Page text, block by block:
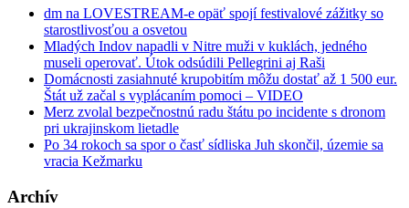
dm na LOVESTREAM-e opäť spojí festivalové zážitky so
starostlivosťou a osvetou
Mladých Indov napadli v Nitre muži v kuklách, jedného
museli operovať. Útok odsúdili Pellegrini aj Raši
Domácnosti zasiahnuté krupobitím môžu dostať až 1 500 eur.
Štát už začal s vyplácaním pomoci – VIDEO
Merz zvolal bezpečnostnú radu štátu po incidente s dronom
pri ukrajinskom lietadle
Po 34 rokoch sa spor o časť sídliska Juh skončil, územie sa
vracia Kežmarku
Archív